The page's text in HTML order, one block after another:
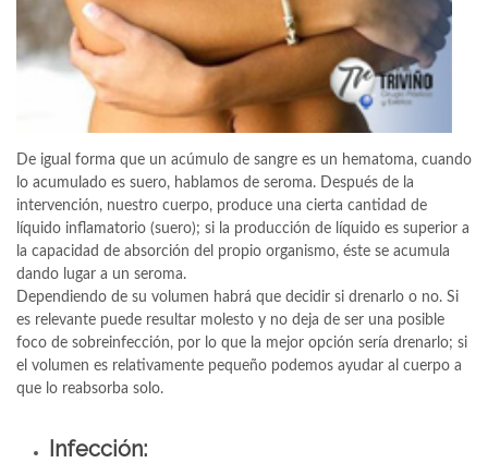
De igual forma que un acúmulo de sangre es un hematoma, cuando
lo acumulado es suero, hablamos de seroma. Después de la
intervención, nuestro cuerpo, produce una cierta cantidad de
líquido inflamatorio (suero); si la producción de líquido es superior a
la capacidad de absorción del propio organismo, éste se acumula
dando lugar a un seroma.
Dependiendo de su volumen habrá que decidir si drenarlo o no. Si
es relevante puede resultar molesto y no deja de ser una posible
foco de sobreinfección, por lo que la mejor opción sería drenarlo; si
el volumen es relativamente pequeño podemos ayudar al cuerpo a
que lo reabsorba solo.
Infección: